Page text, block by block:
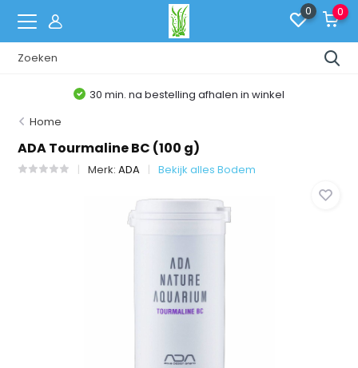
0 0
30 min. na bestelling afhalen in winkel
Home
ADA Tourmaline BC (100 g)
Merk:ADA Bekijk alles Bodem